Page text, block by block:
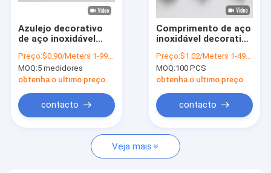
Fale Conosco
notícias
Pedir um orçamento
Azulejo decorativo
de aço inoxidável
acabamento em
forma de U Painel de
parede quadrado
dourado Perfis de
borda
Preço:$0.90/Meters 1-999 Meters
MOQ:5 medidores
obtenha o ultimo preço
contacto
Comprimento de aço
inoxidável decorativo
guarnição 8mm 2.7m
da telha da vibração
Preço:$1.02/Meters 1-499 Meters
MOQ:100 PCS
obtenha o ultimo preço
contacto
Veja mais